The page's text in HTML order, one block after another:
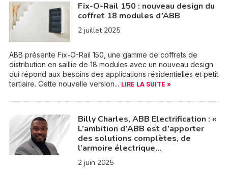
Fix-O-Rail 150 : nouveau design du
coffret 18 modules d’ABB
2 juillet 2025
ABB présente Fix-O-Rail 150, une gamme de coffrets de
distribution en saillie de 18 modules avec un nouveau design
qui répond aux besoins des applications résidentielles et petit
tertiaire. Cette nouvelle version... LIRE LA SUITE »
Billy Charles, ABB Electrification : «
L’ambition d’ABB est d’apporter
des solutions complètes, de
l’armoire électrique…
2 juin 2025